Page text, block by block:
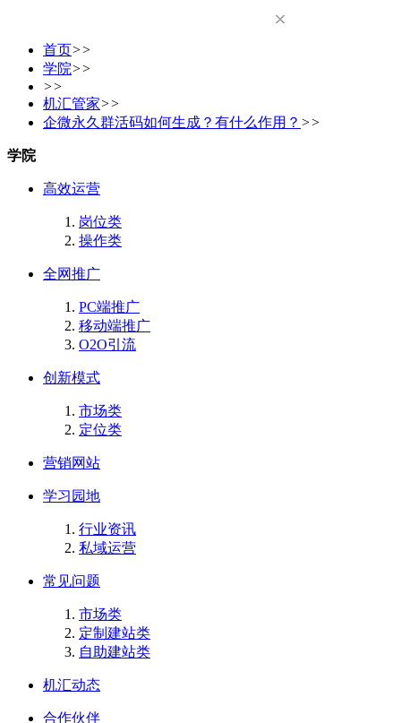
首页>>
学院>>
>>
机汇管家>>
企微永久群活码如何生成？有什么作用？ >>
学院
高效运营
岗位类
操作类
全网推广
PC端推广
移动端推广
O2O引流
创新模式
市场类
定位类
营销网站
学习园地
行业资讯
私域运营
常见问题
市场类
定制建站类
自助建站类
机汇动态
合作伙伴